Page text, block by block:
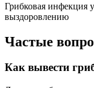
Грибковая инфекция
выздоровлению
Частые
Как вывести